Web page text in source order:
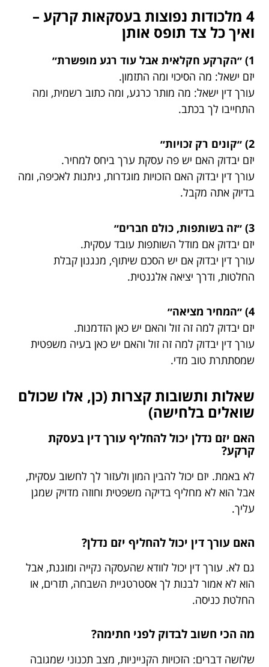
4 מלכודות נפוצות בעסקאות קרקע –
ואיך כל צד תופס אותן
1) ״הקרקע חקלאית אבל עוד רגע מופשרת״
יזם ישאל: מה הסיכוי ומה התזמון.
עורך דין ישאל: מה מותר כרגע, ומה כתוב רשמית, ומה
התחייבו לך בכתב.
2) ״קונים רק זכויות״
יזם יבדוק האם יש פה עסקת ערך ביחס למחיר.
עורך דין יבדוק האם הזכויות מוגדרות, ניתנות לאכיפה, ומה
בדיוק אתה מקבל.
3) ״זה בשותפות, כולם חברים״
יזם יבדוק אם מודל השותפות עובד עסקית.
עורך דין יבדוק אם יש הסכם שיתוף, מנגנון קבלת
החלטות, ודרך יציאה אלגנטית.
4) ״המחיר מציאה״
יזם יבדוק למה זה זול והאם יש כאן הזדמנות.
עורך דין יבדוק למה זה זול והאם יש כאן בעיה משפטית
שמסתתרת טוב מדי.
שאלות ותשובות קצרות (כן, אלו שכולם
שואלים בלחישה)
האם יזם נדלן יכול להחליף עורך דין בעסקת
קרקע?
לא באמת. יזם יכול להבין המון ולעזור לך לחשוב עסקית,
אבל הוא לא מחליף בדיקה משפטית וחוזה מדויק שמגן
עליך.
האם עורך דין יכול להחליף יזם נדלן?
גם לא. עורך דין יכול לוודא שהעסקה נקייה ומוגנת, אבל
הוא לא אמור לבנות לך אסטרטגיית השבחה, תזרים, או
החלטת כניסה.
מה הכי חשוב לבדוק לפני חתימה?
שלושה דברים: הזכויות הקנייניות, מצב תכנוני שמגובה